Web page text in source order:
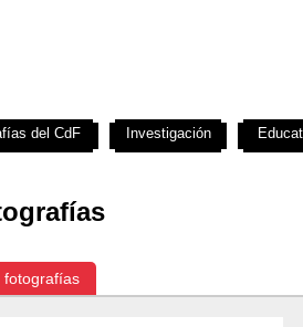
fotografías
del CdF Investigación